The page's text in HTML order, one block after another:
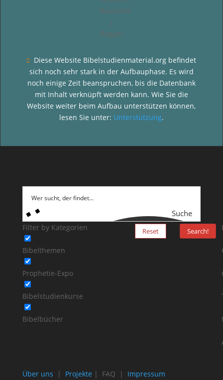

Diese Website Bibelstudienmaterial.org befindet
sich noch sehr stark in der Aufbauphase. Es wird
noch einige Zeit beanspruchen, bis die Datenbank
mit Inhalt verknüpft werden kann. Wie Sie die
Website weiter beim Aufbau unterstützen können,
lesen Sie unter: Unterstützung.
Suche
Filter by Kategorien
Bibelthemen
Prophetie-Expo
Bibelstudienkurse
Bibelbücher
Reset Search!
Über uns | Projekte | FAQ | Impressum